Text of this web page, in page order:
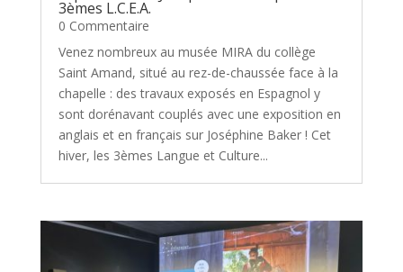
3èmes L.C.E.A.
0 Commentaire
Venez nombreux au musée MIRA du collège
Saint Amand, situé au rez-de-chaussée face à la
chapelle : des travaux exposés en Espagnol y
sont dorénavant couplés avec une exposition en
anglais et en français sur Joséphine Baker ! Cet
hiver, les 3èmes Langue et Culture...